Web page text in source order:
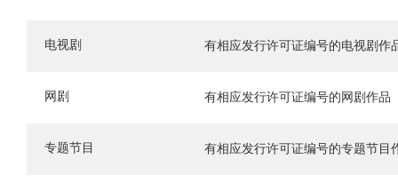
电视剧 有相应发行许可证编号的电视剧作
网剧 有相应发行许可证编号的网剧作品
专题节目 有相应发行许可证编号的专题节目